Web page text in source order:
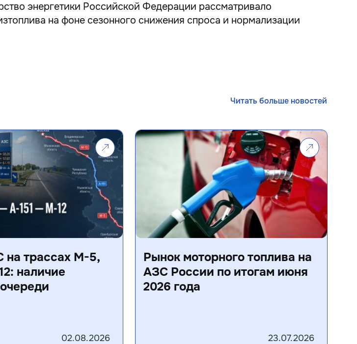
энергетики Российской Федерации рассматривало
на фоне сезонного снижения спроса и нормализации
Читать больше новостей
на трассах М-5,
наличие
02.08.2026
Рынок моторного топлива на
АЗС России по итогам июня
2026 года
23.07.2026